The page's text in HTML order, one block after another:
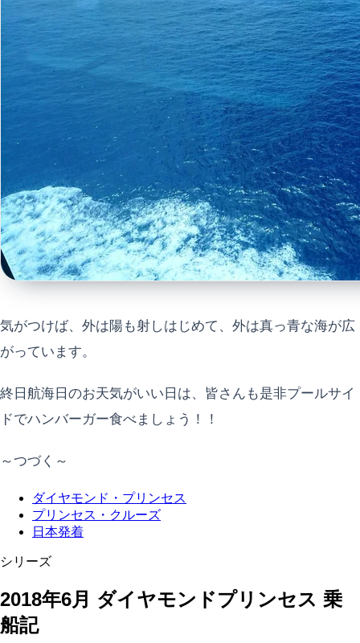
気がつけば、外は陽も射しはじめて、外は真っ青な海が広
がっています。
終日航海日のお天気がいい日は、皆さんも是非プールサイ
ドでハンバーガー食べましょう！！
～つづく～
ダイヤモンド・プリンセス
プリンセス・クルーズ
日本発着
シリーズ
2018年6月 ダイヤモンドプリンセス 乗
船記